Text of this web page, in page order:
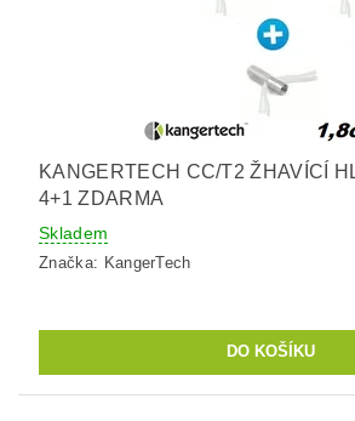
KANGERTECH CC/T2 ŽHAVÍCÍ
4+1 ZDARMA
Skladem
Značka: KangerTech